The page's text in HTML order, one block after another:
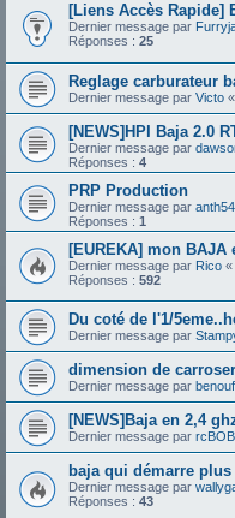
[Liens Accès Rapide]
Dernier message par
Réponses : 25
Reglage carburateur
Dernier message par Victo «
[NEWS]HPI Baja 2.0
Dernier message par
Réponses : 4
PRP Production
Dernier message par
Réponses : 1
[EUREKA] mon BAJA
Dernier message par Rico «
Réponses : 592
Du coté de l'1/
Dernier message par
dimension de
Dernier message par benouf
[NEWS]Baja en 2,4
Dernier message par rcBOB
baja qui démarre plus
Dernier message par
Réponses : 43